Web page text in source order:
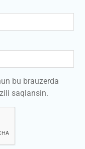
bu brauzerda
saqlansin.